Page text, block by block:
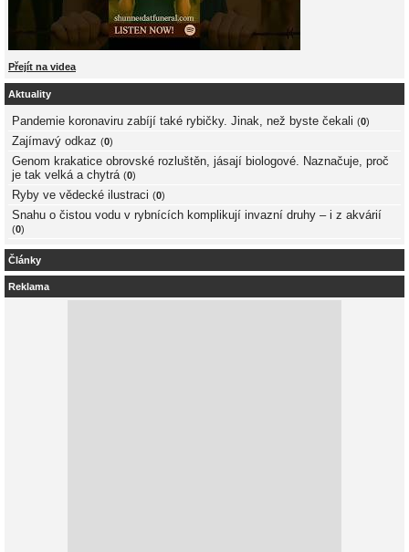
Přejít na videa
Aktuality
Pandemie koronaviru zabíjí také rybičky. Jinak, než byste čekali (0)
Zajímavý odkaz (0)
Genom krakatice obrovské rozluštěn, jásají biologové. Naznačuje, proč
je tak velká a chytrá (0)
Ryby ve vědecké ilustraci (0)
Snahu o čistou vodu v rybnících komplikují invazní druhy – i z akvárií
(0)
Články
Reklama